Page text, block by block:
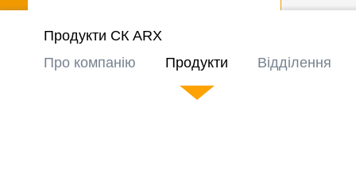
Продукти СК ARX
Про компанію
Продукти Відділення